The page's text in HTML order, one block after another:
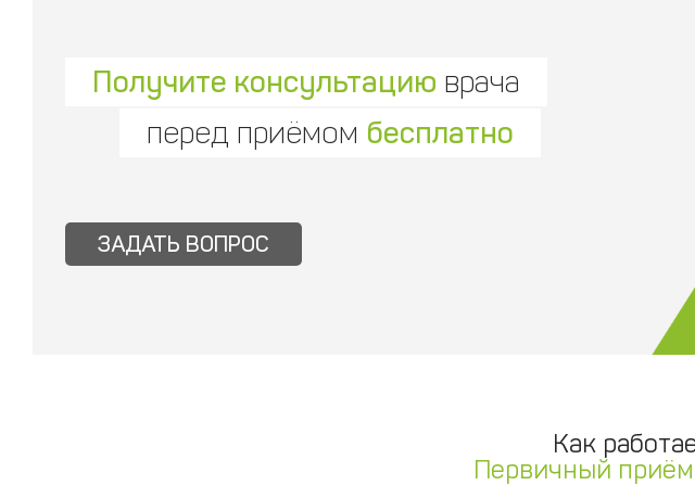
Получите консультацию врача
перед приёмом бесплатно
ЗАДАТЬ ВОПРОС
Как
Первичный